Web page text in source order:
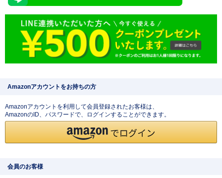
Amazonアカウントをお持ちの方
Amazonアカウントを利用して会員登録されたお客様は、
AmazonのID、パスワードで、ログインすることができます。
会員のお客様